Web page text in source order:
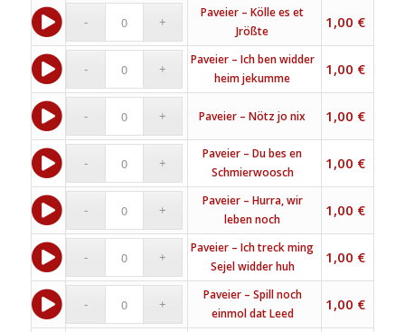
Paveier – Kölle es et
Jrößte
1,00 €
Paveier – Ich ben widder
heim jekumme
1,00 €
Paveier – Nötz jo nix 1,00 €
Paveier – Du bes en
Schmierwoosch
1,00 €
Paveier – Hurra, wir
leben noch
1,00 €
Paveier – Ich treck ming
Sejel widder huh
1,00 €
Paveier – Spill noch
einmol dat Leed
1,00 €